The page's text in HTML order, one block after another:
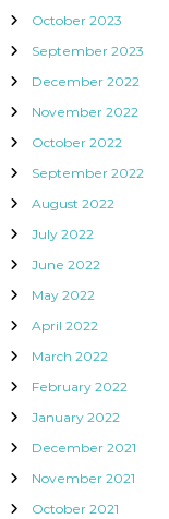
October 2023
September 2023
December 2022
November 2022
October 2022
September 2022
August 2022
July 2022
June 2022
May 2022
April 2022
March 2022
February 2022
January 2022
December 2021
November 2021
October 2021